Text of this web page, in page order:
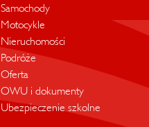
Samochody
Motocykle
Nieruchomości
Podróże
Oferta
OWU i dokumenty
Ubezpieczenie szkolne